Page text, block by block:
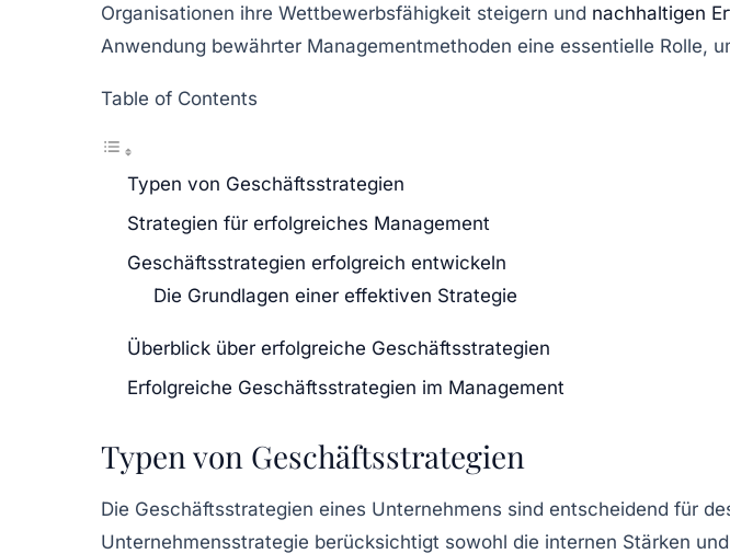
Organisationen ihre Wettbewerbsfähigkeit steigern und nachhaltigen
Anwendung bewährter Managementmethoden eine essentielle Rolle,
Table of Contents
Typen von Geschäftsstrategien
Strategien für erfolgreiches Management
Geschäftsstrategien erfolgreich entwickeln
Die Grundlagen einer effektiven Strategie
Überblick über erfolgreiche Geschäftsstrategien
Erfolgreiche Geschäftsstrategien im Management
Typen von Geschäftsstrategien
Die Geschäftsstrategien eines Unternehmens sind entscheidend für
Unternehmensstrategie berücksichtigt sowohl die internen Stärken